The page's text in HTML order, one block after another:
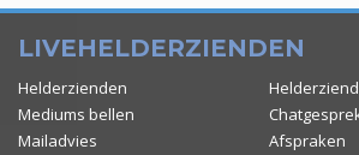
LIVEHELDERZIENDEN
Helderzienden
Mediums bellen
Mailadvies
Afspraken